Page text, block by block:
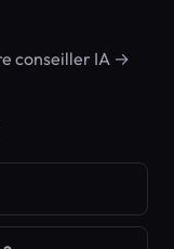
conseiller IA →